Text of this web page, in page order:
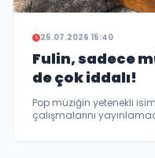
25.07.2026 15:40
Fulin, sadece
de çok iddalı!
Pop müziğin yetenekli
çalışmalarını